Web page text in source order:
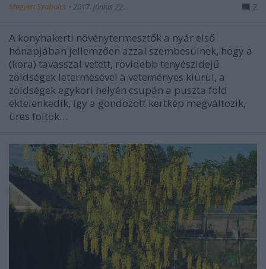
Megyeri Szabolcs • 2017. június 22. 2
A konyhakerti növénytermesztők a nyár első
hónapjában jellemzően azzal szembesülnek, hogy a
(kora) tavasszal vetett, rövidebb tenyészidejű
zöldségek letermésével a veteményes kiürül, a
zöldségek egykori helyén csupán a puszta föld
éktelenkedik, így a gondozott kertkép megváltozik,
üres foltok…